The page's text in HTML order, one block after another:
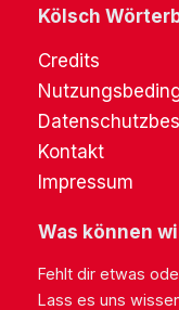
Kölsch
Credits
Kontakt
Impressum
Was können
Fehlt dir etwas
Lass es uns